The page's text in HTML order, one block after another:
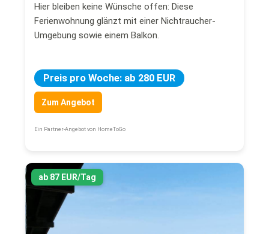
Hier bleiben keine Wünsche offen: Diese
Ferienwohnung glänzt mit einer Nichtraucher-
Umgebung sowie einem Balkon.
Preis pro Woche: ab 280 EUR
Zum Angebot
Ein Partner-Angebot von HomeToGo
ab 87 EUR/Tag